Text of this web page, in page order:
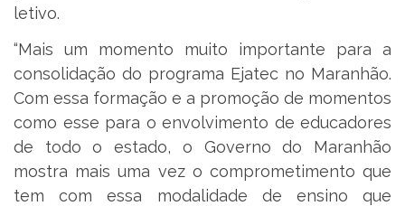
letivo.
“Mais um momento muito importante para a
consolidação do programa Ejatec no Maranhão.
Com essa formação e a promoção de momentos
como esse para o envolvimento de educadores
de todo o estado, o Governo do Maranhão
mostra mais uma vez o comprometimento que
tem com essa modalidade de ensino que